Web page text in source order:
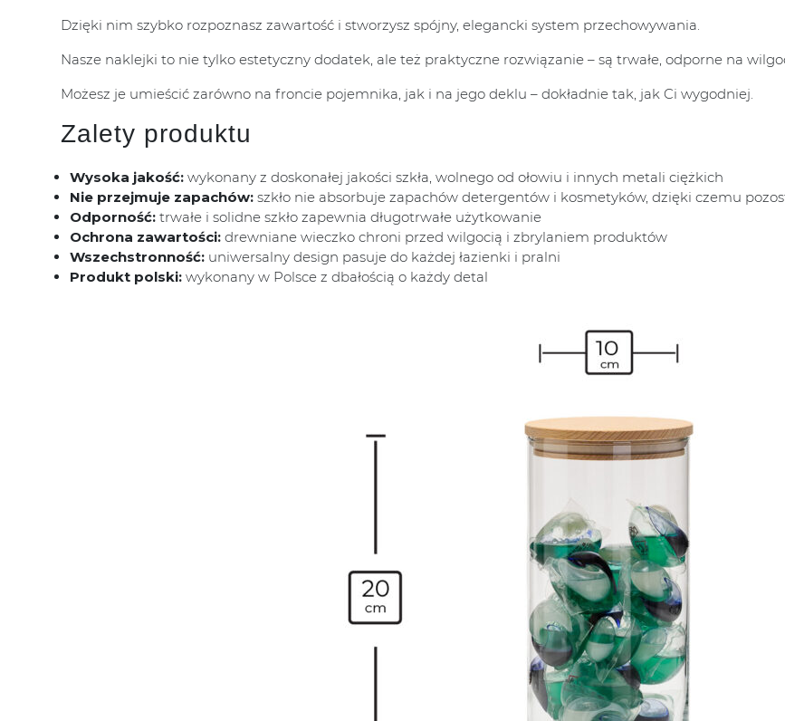
Dzięki nim szybko rozpoznasz zawartość i stworzysz spójny, elegancki system przechowywania.
Nasze naklejki to nie tylko estetyczny dodatek, ale też praktyczne rozwiązanie – są trwałe, odporne na
Możesz je umieścić zarówno na froncie pojemnika, jak i na jego deklu – dokładnie tak, jak Ci wygodniej.
Zalety produktu
Wysoka jakość: wykonany z doskonałej jakości szkła, wolnego od ołowiu i innych metali ciężkich
Nie przejmuje zapachów: szkło nie absorbuje zapachów detergentów i kosmetyków, dzięki czemu
Odporność: trwałe i solidne szkło zapewnia długotrwałe użytkowanie
Ochrona zawartości: drewniane wieczko chroni przed wilgocią i zbrylaniem produktów
Wszechstronność: uniwersalny design pasuje do każdej łazienki i pralni
Produkt polski: wykonany w Polsce z dbałością o każdy detal